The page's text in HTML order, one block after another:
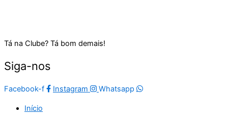
Tá na Clube? Tá bom demais!
Siga-nos
Facebook-f Instagram Whatsapp
Início